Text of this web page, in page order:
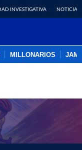
INVESTIGATIVA NOTICIAS
MILLONARIOS